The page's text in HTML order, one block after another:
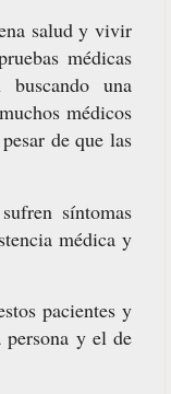
salud y vivir
médicas
una
médicos
de que las
síntomas
médica y
pacientes y
persona y el de